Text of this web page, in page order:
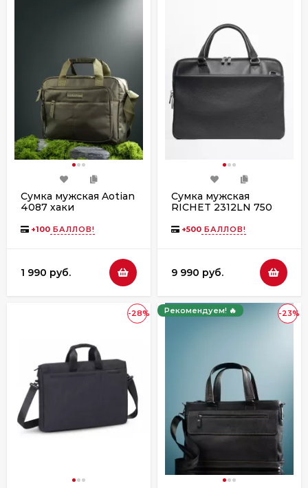
Сумка мужская Aotian
4087 хаки
+100 БАЛЛОВ!
1 990 руб.
Сумка мужская
RICHET 2312LN 750
+500 БАЛЛОВ!
9 990 руб.
-28% -23%
Рекомендуем! 🔥